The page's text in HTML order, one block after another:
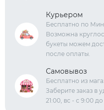
Курьером
Бесплатно по
Возможна
букеты можем
после оплаты.
Самовывоз
Бесплатно из
Заберите заказ в
21:00, вс - с 9:00